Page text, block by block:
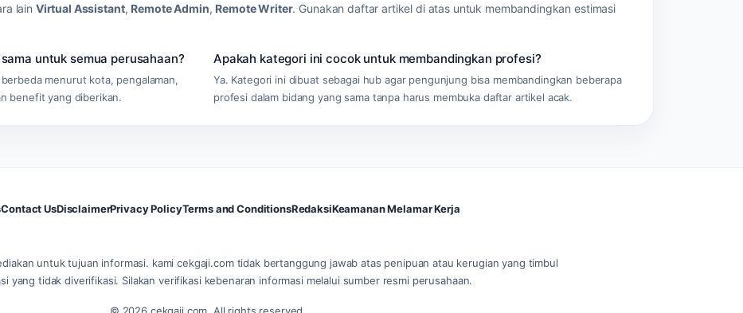
lain Virtual Assistant, Remote Admin, Remote Writer. Gunakan daftar artikel di atas untuk membandingkan estimasi
untuk semua perusahaan?
menurut kota, pengalaman,
benefit yang diberikan.
Apakah kategori ini cocok untuk membandingkan profesi?
Ya. Kategori ini dibuat sebagai hub agar pengunjung bisa membandingkan beberapa
profesi dalam bidang yang sama tanpa harus membuka daftar artikel acak.
Contact UsDisclaimerPrivacy PolicyTerms and ConditionsRedaksiKeamanan Melamar Kerja
untuk tujuan informasi. kami cekgaji.com tidak bertanggung jawab atas penipuan atau kerugian yang timbul
yang tidak diverifikasi. Silakan verifikasi kebenaran informasi melalui sumber resmi perusahaan.